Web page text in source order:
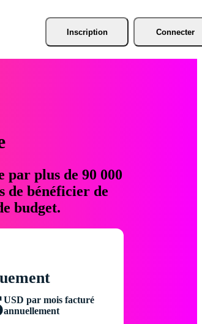
Inscription Connecter
par plus de 90 000
de bénéficier de
budget.
USD par mois facturé
annuellement